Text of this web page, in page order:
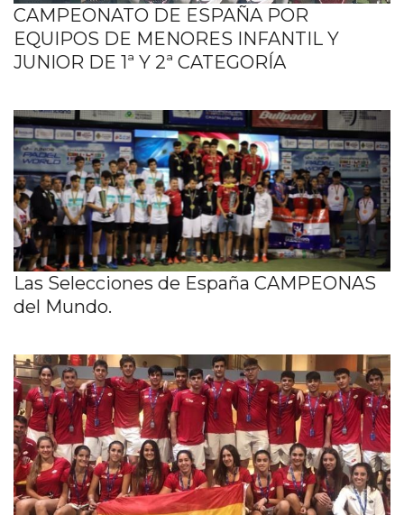
CAMPEONATO DE ESPAÑA POR
EQUIPOS DE MENORES INFANTIL Y
JUNIOR DE 1ª Y 2ª CATEGORÍA
Las Selecciones de España CAMPEONAS
del Mundo.